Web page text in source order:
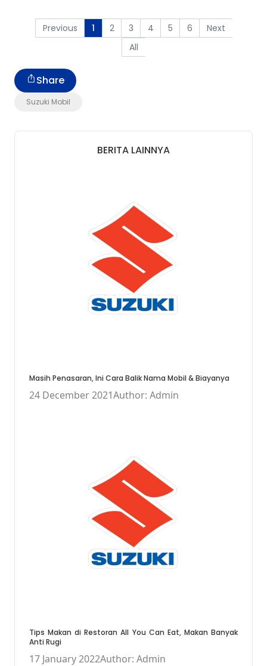
Previous 1 2 3 4 5 6
Next
All
Suzuki Mobil
Share
BERITA LAINNYA
Masih Penasaran, Ini Cara Balik Nama Mobil & Biayanya
24 December 2021Author: Admin
Tips Makan di Restoran All You Can Eat, Makan Banyak
Anti Rugi
17 January 2022Author: Admin